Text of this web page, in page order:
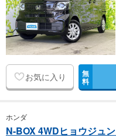
お気に入り 無
料
ホンダ
N-BOX 4WDヒョウジュン